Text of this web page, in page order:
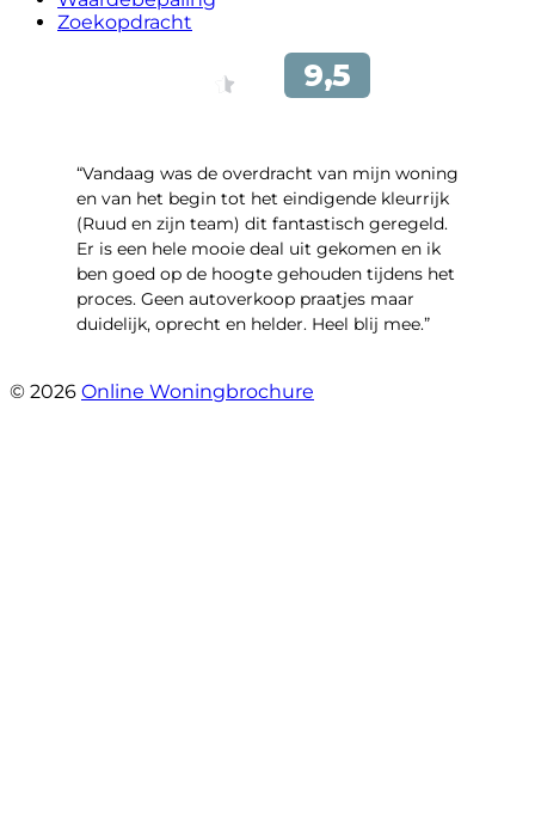
Zoekopdracht
“Vandaag was de overdracht van mijn woning
en van het begin tot het eindigende kleurrijk
(Ruud en zijn team) dit fantastisch geregeld.
Er is een hele mooie deal uit gekomen en ik
ben goed op de hoogte gehouden tijdens het
proces. Geen autoverkoop praatjes maar
duidelijk, oprecht en helder. Heel blij mee.”
© 2026 Online Woningbrochure